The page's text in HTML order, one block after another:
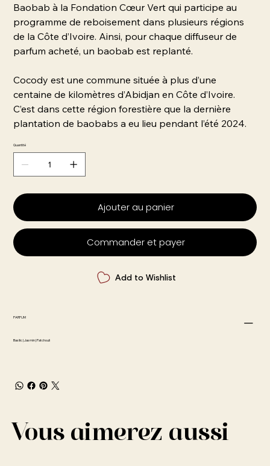
Baobab à la Fondation Cœur Vert qui participe au
programme de reboisement dans plusieurs régions
de la Côte d’Ivoire. Ainsi, pour chaque diffuseur de
parfum acheté, un baobab est replanté.
Cocody est une commune située à plus d’une
centaine de kilomètres d’Abidjan en Côte d’Ivoire.
C’est dans cette région forestière que la dernière
plantation de baobabs a eu lieu pendant l’été 2024.
Quantité
Ajouter au panier
Commander et payer
Add to Wishlist
PARFUM
Basilic | Jasmin | Patchouli
Vous aimerez aussi